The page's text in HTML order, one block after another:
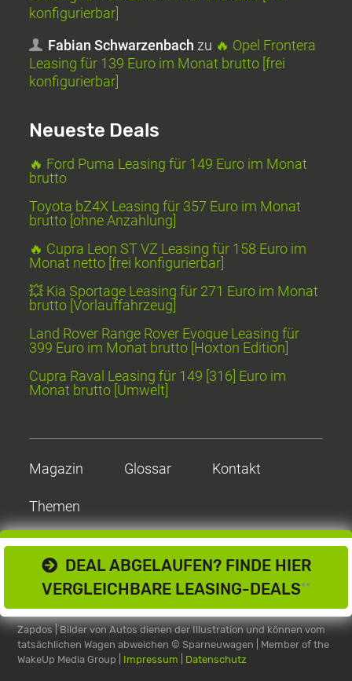
DEAL ABGELAUFEN? FINDE HIER
VERGLEICHBARE LEASING-DEALS**
konfigurierbar]
Fabian Schwarzenbach zu 🔥 Opel Frontera
Leasing für 139 Euro im Monat brutto [frei
konfigurierbar]
Neueste Deals
🔥 Ford Puma Leasing für 149 Euro im Monat
brutto
Toyota bZ4X Leasing für 357 Euro im Monat
brutto [ohne Anzahlung]
🔥 Cupra Leon ST VZ Leasing für 158 Euro im
Monat netto [frei konfigurierbar]
💥 Kia Sportage Leasing für 271 Euro im Monat
brutto [Vorlauffahrzeug]
Land Rover Range Rover Evoque Leasing für
399 Euro im Monat brutto [Hoxton Edition]
Cupra Raval Leasing für 149 [316] Euro im
Monat brutto [Umwelt]
Magazin Glossar Kontakt
Themen
Zapdos | Bilder von Autos dienen der Illustration und können vom
tatsächlichen Wagen abweichen© Sparneuwagen | Member of the
WakeUp Media Group | Impressum Datenschutz